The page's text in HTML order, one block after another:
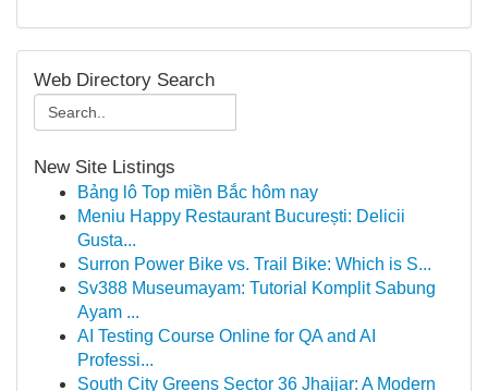
Web Directory Search
New Site Listings
Bảng lô Top miền Bắc hôm nay
Meniu Happy Restaurant București: Delicii
Gusta...
Surron Power Bike vs. Trail Bike: Which is S...
Sv388 Museumayam: Tutorial Komplit Sabung
Ayam ...
AI Testing Course Online for QA and AI
Professi...
South City Greens Sector 36 Jhajjar: A Modern